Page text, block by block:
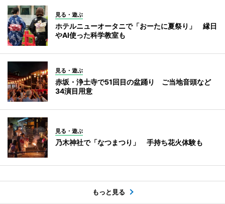
見る・遊ぶ
ホテルニューオータニで「おーたに夏祭り」 縁日
やAI使った科学教室も
見る・遊ぶ
赤坂・浄土寺で51回目の盆踊り ご当地音頭など
34演目用意
見る・遊ぶ
乃木神社で「なつまつり」 手持ち花火体験も
もっと見る